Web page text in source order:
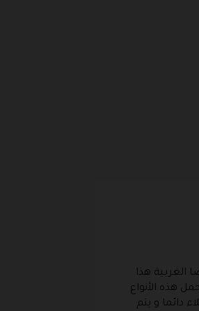
الغربية هذا
هذه الأنواع
دائما و يتم